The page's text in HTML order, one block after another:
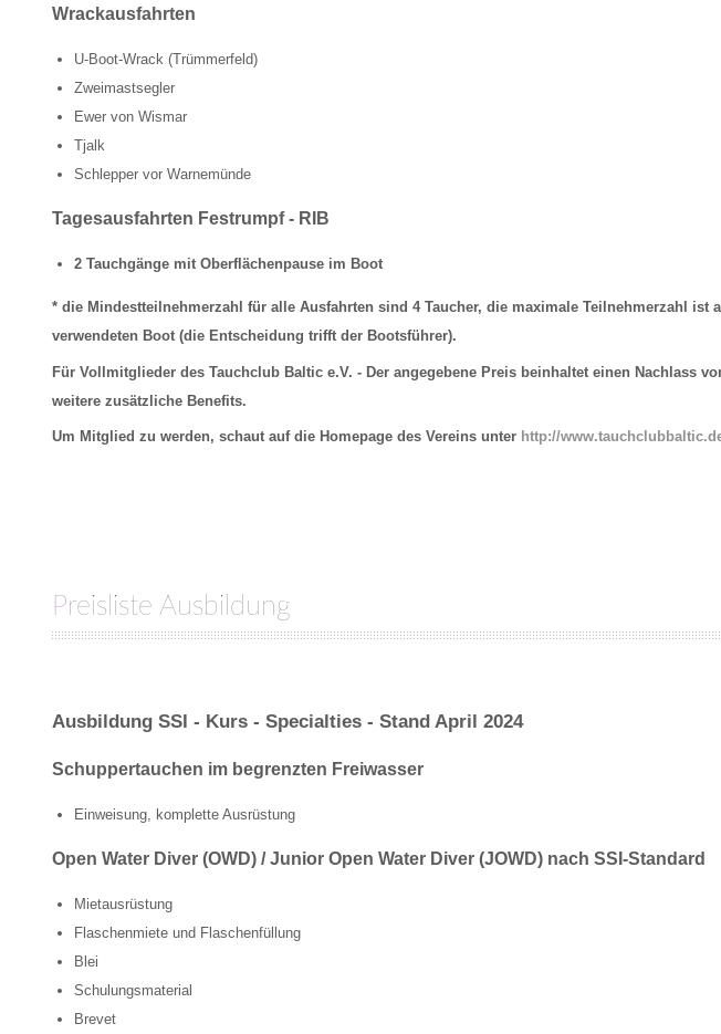
Wrackausfahrten
U-Boot-Wrack (Trümmerfeld)
Zweimastsegler
Ewer von Wismar
Tjalk
Schlepper vor Warnemünde
Tagesausfahrten Festrumpf - RIB
2 Tauchgänge mit Oberflächenpause im Boot
* die Mindestteilnehmerzahl für alle Ausfahrten sind 4 Taucher, die maximale Teilnehmerzahl ist
verwendeten Boot (die Entscheidung trifft der Bootsführer).
Für Vollmitglieder des Tauchclub Baltic e.V. - Der angegebene Preis beinhaltet einen Nachlass
weitere zusätzliche Benefits.
Um Mitglied zu werden, schaut auf die Homepage des Vereins unter http://
Preisliste Ausbildung
Ausbildung SSI - Kurs - Specialties - Stand April 2024
Schuppertauchen im begrenzten Freiwasser
Einweisung, komplette Ausrüstung
Open Water Diver (OWD) / Junior Open Water Diver (JOWD) nach SSI-Standard
Mietausrüstung
Flaschenmiete und Flaschenfüllung
Blei
Schulungsmaterial
Brevet